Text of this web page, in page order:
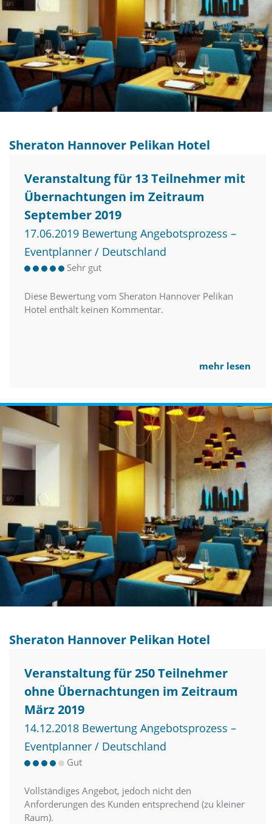
Sheraton Hannover Pelikan Hotel
Veranstaltung für 13 Teilnehmer mit
Übernachtungen im Zeitraum
September 2019
17.06.2019 Bewertung Angebotsprozess –
Eventplanner / Deutschland
Sehr gut
Diese Bewertung vom Sheraton Hannover Pelikan
Hotel enthält keinen Kommentar.
mehr lesen
Sheraton Hannover Pelikan Hotel
Veranstaltung für 250 Teilnehmer
ohne Übernachtungen im Zeitraum
März 2019
14.12.2018 Bewertung Angebotsprozess –
Eventplanner / Deutschland
Gut
Vollständiges Angebot, jedoch nicht den
Anforderungen des Kunden entsprechend (zu kleiner
Raum).